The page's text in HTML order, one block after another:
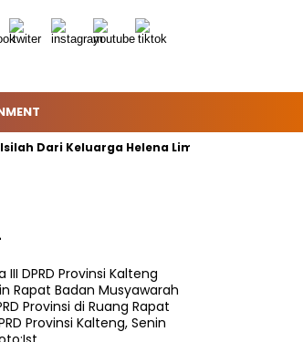
Dari Keluarga Helena Lim